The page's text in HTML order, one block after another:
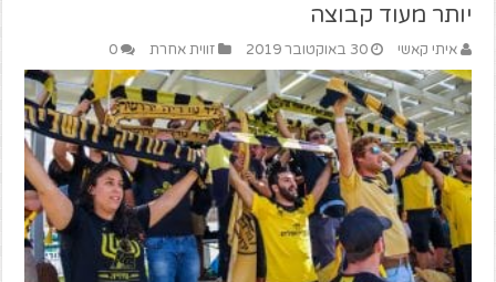
יותר מעוד קבוצה
איתי קאשי 30 באוקטובר 2019 זווית אחרת 0